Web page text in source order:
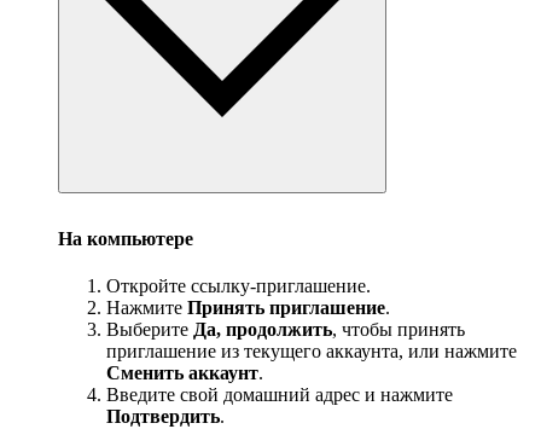
На компьютере
Откройте ссылку-приглашение.
Нажмите Принять приглашение.
Выберите Да, продолжить, чтобы принять
приглашение из текущего аккаунта, или нажмите
Сменить аккаунт.
Введите свой домашний адрес и нажмите
Подтвердить.